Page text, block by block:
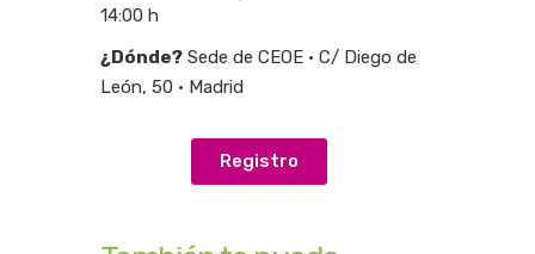
14:00 h
¿Dónde? Sede de CEOE · C/ Diego de
León, 50 · Madrid
Registro